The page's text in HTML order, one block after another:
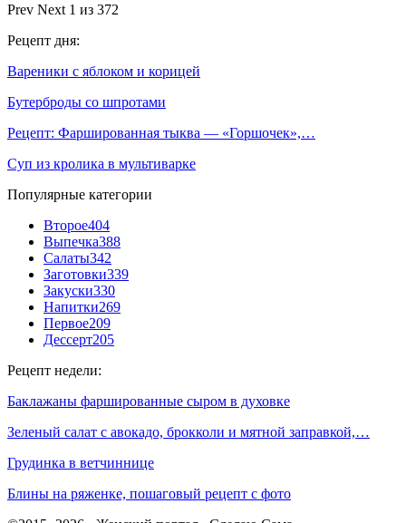
Prev Next 1 из 372
Рецепт дня:
Вареники с яблоком и корицей
Бутерброды со шпротами
Рецепт: Фаршированная тыква — «Горшочек»,…
Суп из кролика в мультиварке
Популярные категории
Второе404
Выпечка388
Салаты342
Заготовки339
Закуски330
Напитки269
Первое209
Дессерт205
Рецепт недели:
Баклажаны фаршированные сыром в духовке
Зеленый салат с авокадо, брокколи и мятной заправкой,…
Грудинка в ветчиннице
Блины на ряженке, пошаговый рецепт с фото